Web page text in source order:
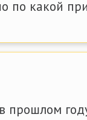
по какой
прошлом